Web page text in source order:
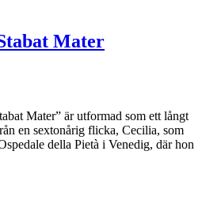
Mater
Mater” är utformad som ett långt
en sextonårig flicka, Cecilia, som
della Pietà i Venedig, där hon